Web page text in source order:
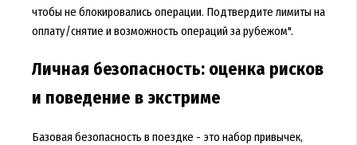
чтобы не блокировались операции. Подтвердите лимиты на
оплату/снятие и возможность операций за рубежом".
Личная безопасность: оценка рисков
и поведение в экстриме
Базовая безопасность в поездке - это набор привычек,